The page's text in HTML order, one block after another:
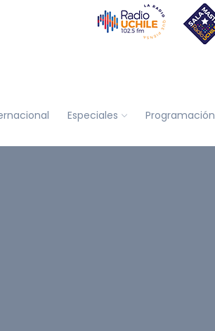
Especiales Programación